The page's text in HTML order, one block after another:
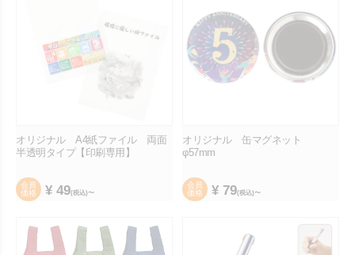
オリジナル A4紙ファイル 両面
半透明タイプ【印刷専用】
会員
価格
¥ 49(税込)〜
オリジナル 缶マグネット
φ57mm
会員
価格
¥ 79(税込)〜